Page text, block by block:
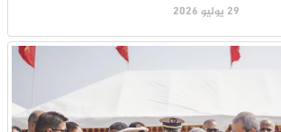
29 يوليو 2026